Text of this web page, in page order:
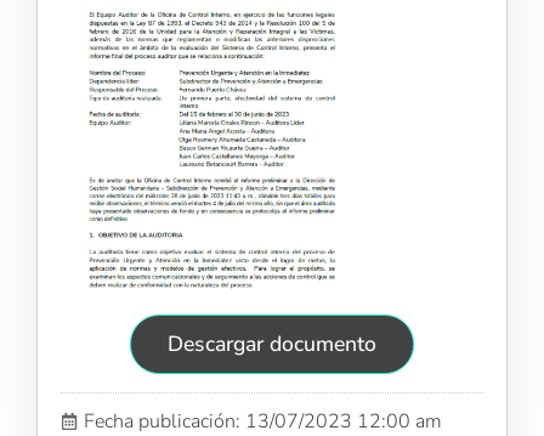
Descargar documento
Fecha publicación: 13/07/2023 12:00 am